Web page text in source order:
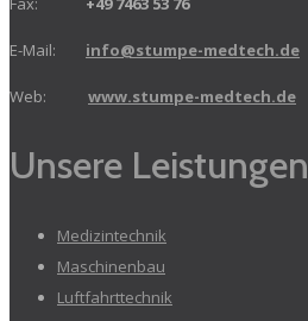
E-Mail: info@stumpe-medtech.de
Web: www.stumpe-medtech.de
Unsere Leistungen
Medizintechnik
Maschinenbau
Luftfahrttechnik